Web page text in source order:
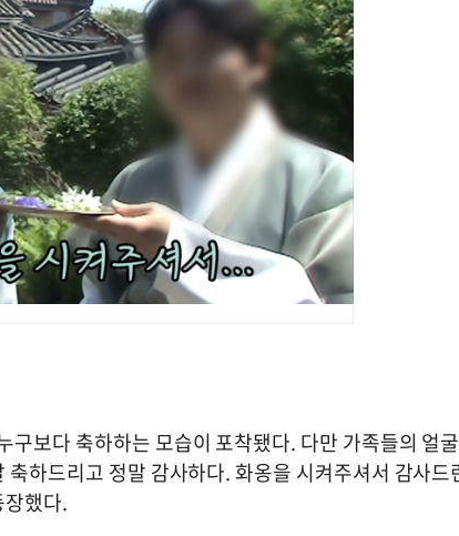
보다 축하하는 모습이 포착됐다. 다만 가족들의 얼
하드리고 정말 감사하다. 화옹을 시켜주셔서 감사드
했다.